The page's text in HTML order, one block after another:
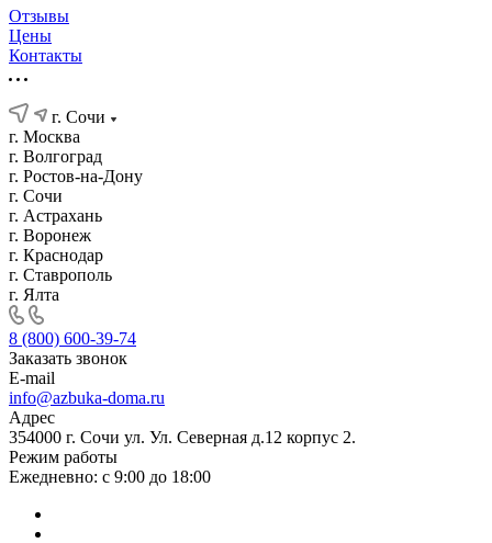
Отзывы
Цены
Контакты
г. Сочи
г. Москва
г. Волгоград
г. Ростов-на-Дону
г. Сочи
г. Астрахань
г. Воронеж
г. Краснодар
г. Ставрополь
г. Ялта
8 (800) 600-39-74
Заказать звонок
E-mail
info@azbuka-doma.ru
Адрес
354000 г. Сочи ул. Ул. Северная д.12 корпус 2.
Режим работы
Ежедневно: с 9:00 до 18:00